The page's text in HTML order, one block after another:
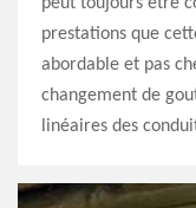
prestations que
abordable et pas
changement de
linéaires des